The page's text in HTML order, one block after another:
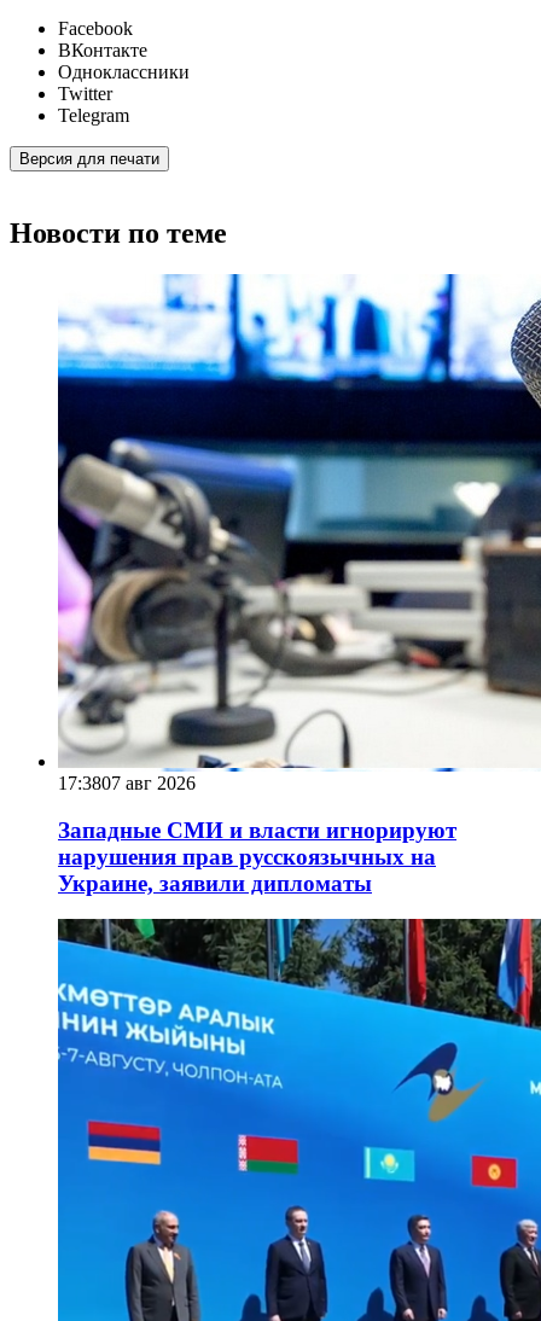
Facebook
ВКонтакте
Одноклассники
Twitter
Telegram
Версия для печати
Новости по теме
17:3807 авг 2026
Западные СМИ и власти игнорируют
нарушения прав русскоязычных на
Украине, заявили дипломаты